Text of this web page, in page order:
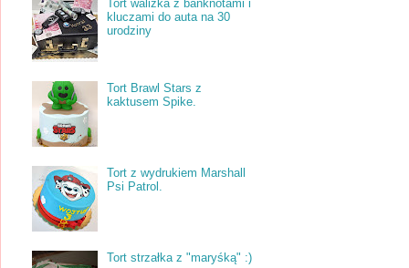
Tort walizka z banknotami i
kluczami do auta na 30
urodziny
Tort Brawl Stars z
kaktusem Spike.
Tort z wydrukiem Marshall
Psi Patrol.
Tort strzałka z "maryśką" :)